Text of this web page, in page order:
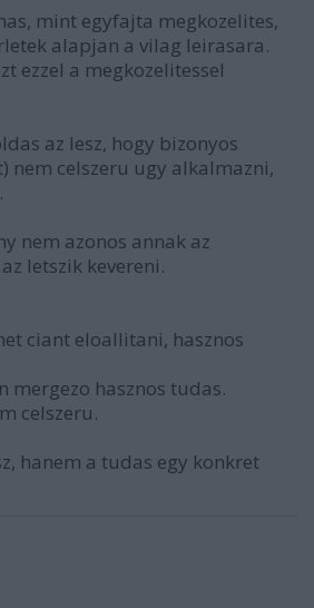
mint egyfajta megkozelites,
alapjan a vilag leirasara.
ezzel a megkozelitessel
az lesz, hogy bizonyos
nem celszeru ugy alkalmazni,
nem azonos annak az
letszik kevereni.
ciant eloallitani, hasznos
mergezo hasznos tudas.
celszeru.
hanem a tudas egy konkret